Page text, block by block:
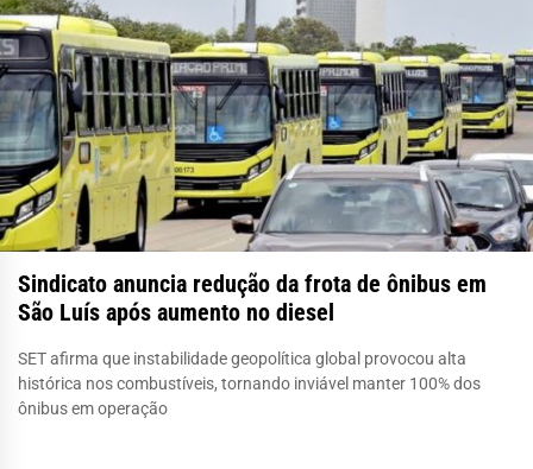
Sindicato anuncia redução da frota de ônibus em
São Luís após aumento no diesel
SET afirma que instabilidade geopolítica global provocou alta
histórica nos combustíveis, tornando inviável manter 100% dos
ônibus em operação